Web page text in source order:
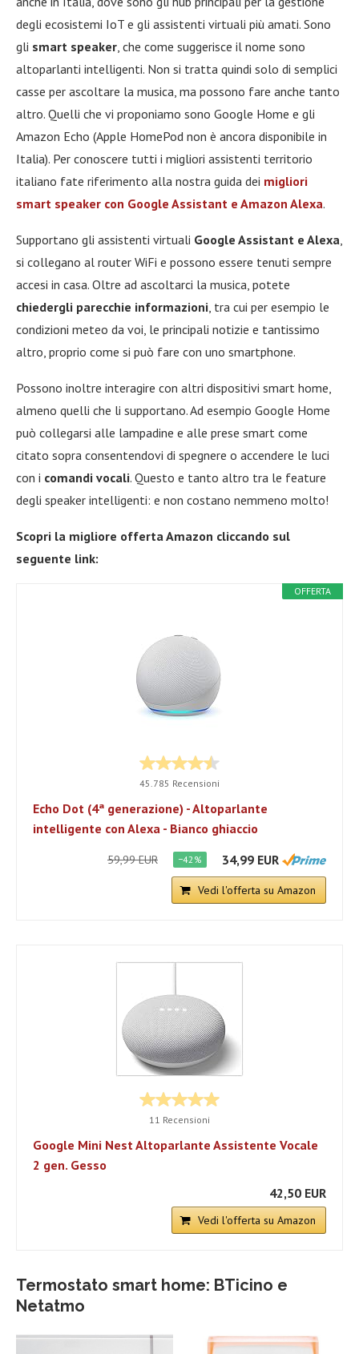
degli ecosistemi IoT e gli assistenti virtuali più amati. Sono
gli smart speaker, che come suggerisce il nome sono
altoparlanti intelligenti. Non si tratta quindi solo di semplici
casse per ascoltare la musica, ma possono fare anche tanto
altro. Quelli che vi proponiamo sono Google Home e gli
Amazon Echo (Apple HomePod non è ancora disponibile in
Italia). Per conoscere tutti i migliori assistenti territorio
italiano fate riferimento alla nostra guida dei migliori
smart speaker con Google Assistant e Amazon Alexa.
Supportano gli assistenti virtuali Google Assistant e Alexa,
si collegano al router WiFi e possono essere tenuti sempre
accesi in casa. Oltre ad ascoltarci la musica, potete
chiedergli parecchie informazioni, tra cui per esempio le
condizioni meteo da voi, le principali notizie e tantissimo
altro, proprio come si può fare con uno smartphone.
Possono inoltre interagire con altri dispositivi smart home,
almeno quelli che li supportano. Ad esempio Google Home
può collegarsi alle lampadine e alle prese smart come
citato sopra consentendovi di spegnere o accendere le luci
con i comandi vocali. Questo e tanto altro tra le feature
degli speaker intelligenti: e non costano nemmeno molto!
Scopri la migliore offerta Amazon cliccando sul
seguente link:
OFFERTA
45.785 Recensioni
Echo Dot (4ª generazione) - Altoparlante
intelligente con Alexa - Bianco ghiaccio
59,99 EUR −42% 34,99 EUR
Vedi l'offerta su Amazon
11 Recensioni
Google Mini Nest Altoparlante Assistente Vocale
2 gen. Gesso
42,50 EUR
Vedi l'offerta su Amazon
Termostato smart home: BTicino e
Netatmo